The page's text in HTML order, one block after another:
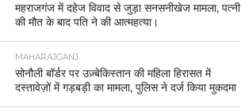
महराजगंज में दहेज विवाद से जुड़ा सनसनीखेज मामला, पत्नी
की मौत के बाद पति ने की आत्महत्या।
MAHARAJGANJ
सोनौली बॉर्डर पर उज़्बेकिस्तान की महिला हिरासत में
दस्तावेज़ों में गड़बड़ी का मामला, पुलिस ने दर्ज किया मुकदमा